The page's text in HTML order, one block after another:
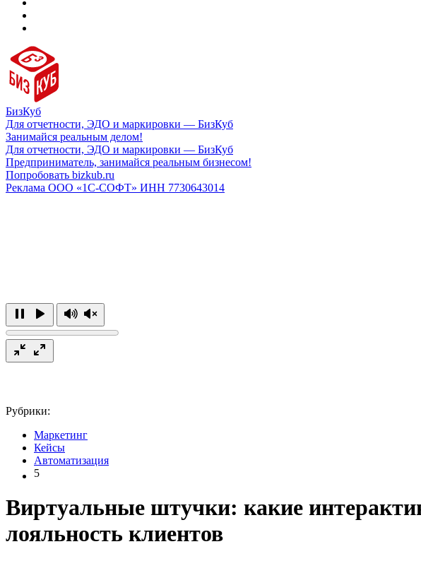
БизКуб
Для отчетности, ЭДО и маркировки — БизКуб
Занимайся реальным делом!
Для отчетности, ЭДО и маркировки — БизКуб
Предприниматель, занимайся реальным бизнесом!
Попробовать bizkub.ru
Реклама ООО «1С-СОФТ» ИНН 7730643014
Рубрики:
Маркетинг
Кейсы
Автоматизация
5
Виртуальные штучки: какие
лояльность клиентов